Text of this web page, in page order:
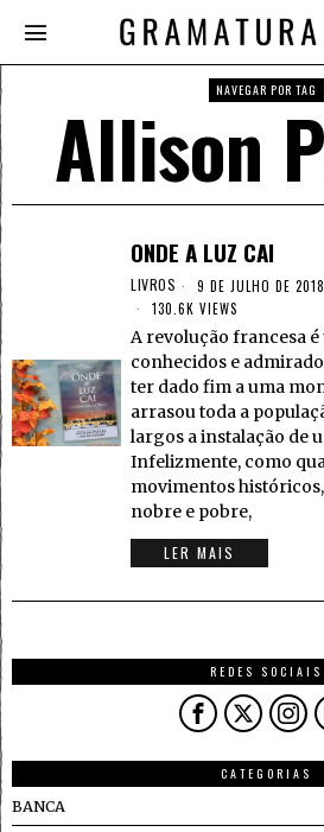
NAVEGAR POR TAG
Allison
ONDE A LUZ CAI
LIVROS 9 DE JULHO DE 2018
130.6K VIEWS
A revolução francesa
conhecidos e
ter dado fim a uma
arrasou toda a
largos a instalação de
Infelizmente, como
movimentos
nobre e pobre,
LER MAIS
REDES SOCIAIS
CATEGORIAS
BANCA